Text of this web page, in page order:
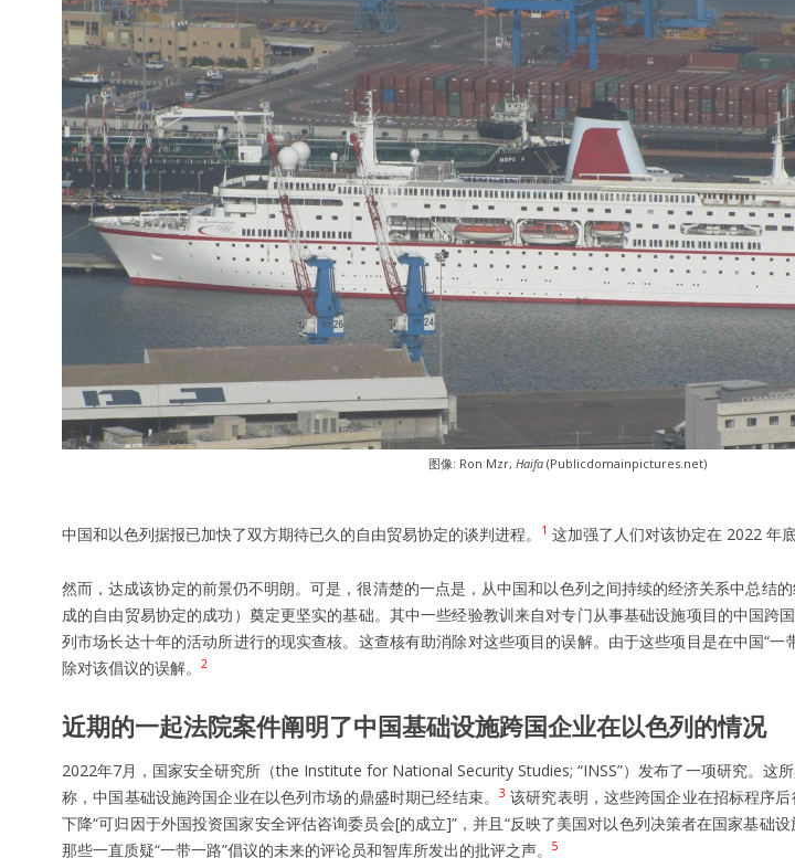
图像: Ron Mzr, Haifa(Publicdomainpictures.net)
中国和以色列据报已加快了双方期待已久的自由贸易协定的谈判进程。 1 这加强了人们对该协定在 2022 年
然而，达成该协定的前景仍不明朗。可是，很清楚的一点是，从中国和以色列之间持续的经济关系中总结
成的自由贸易协定的成功）奠定更坚实的基础。其中一些经验教训来自对专门从事基础设施项目的中国跨
列市场长达十年的活动所进行的现实查核。这查核有助消除对这些项目的误解。由于这些项目是在中国“一
除对该倡议的误解。
2
近期的一起法院案件阐明了中国基础设施跨国企业在以色列的情况
2022年7月，国家安全研究所（the Institute for National Security Studies; “INSS”）发布了一项研究。这
称，中国基础设施跨国企业在以色列市场的鼎盛时期已经结束。
3 该研究表明，这些跨国企业在招标程序
下降“可归因于外国投资国家安全评估咨询委员会[的成立]”，并且“反映了美国对以色列决策者在国家基础设
那些一直质疑“一带一路”倡议的未来的评论员和智库所发出的批评之声。
5